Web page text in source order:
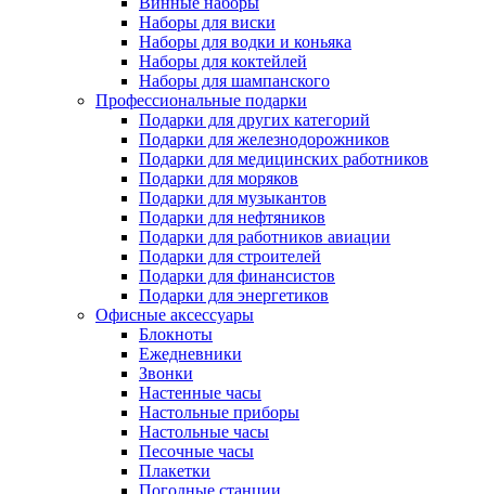
Наборы для виски
Наборы для водки и коньяка
Наборы для коктейлей
Наборы для шампанского
Профессиональные подарки
Подарки для других категорий
Подарки для железнодорожников
Подарки для медицинских работников
Подарки для моряков
Подарки для музыкантов
Подарки для нефтяников
Подарки для работников авиации
Подарки для строителей
Подарки для финансистов
Подарки для энергетиков
Офисные аксессуары
Блокноты
Ежедневники
Звонки
Настенные часы
Настольные приборы
Настольные часы
Песочные часы
Плакетки
Погодные станции